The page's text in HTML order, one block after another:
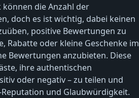
können die Anzahl der
doch es ist wichtig, dabei keinen
positive Bewertungen zu
Rabatte oder kleine Geschenke im
Bewertungen anzubieten. Diese
ihre authentischen
oder negativ – zu teilen und
und Glaubwürdigkeit.